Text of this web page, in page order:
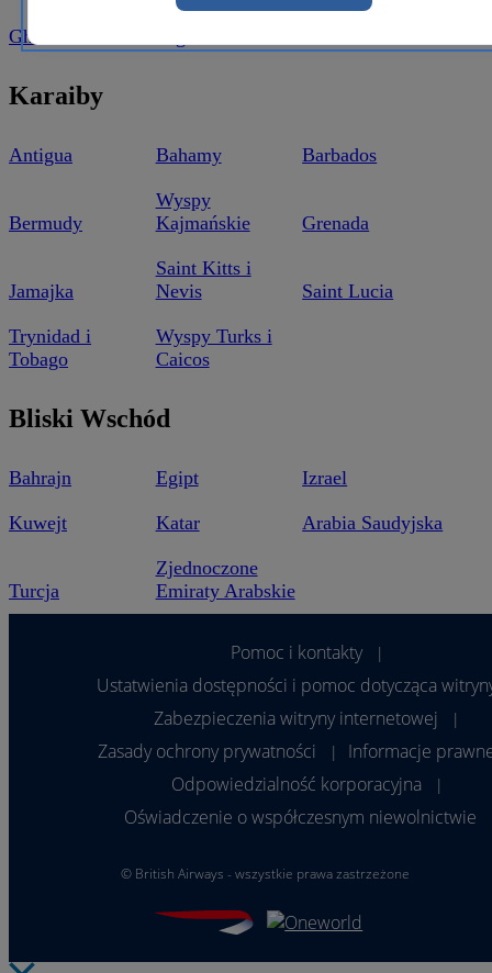
Ghana
Afryka
Karaiby
Antigua Bahamy Barbados
Bermudy
Wyspy
Kajmańskie
Grenada
Jamajka
Saint Kitts i
Nevis
Saint Lucia
Trynidad i
Tobago
Wyspy Turks i
Caicos
Bliski Wschód
Bahrajn Egipt Izrael
Kuwejt Katar Arabia Saudyjska
Turcja
Zjednoczone
Emiraty Arabskie
Pomoc i kontakty |
Ustatwienia dostępności i pomoc dotycząca
Zabezpieczenia witryny internetowej
|
Zasady ochrony prywatności |
Informacje
Odpowiedzialność korporacyjna
|
Oświadczenie o współczesnym niewolnictwie
© British Airways - wszystkie prawa zastrzeżone